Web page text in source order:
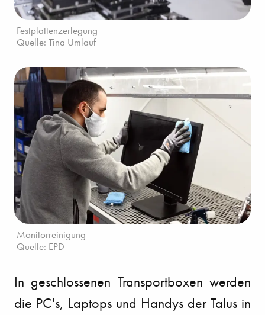
Festplattenzerlegung
Quelle: Tina Umlauf
Monitorreinigung
Quelle: EPD
In geschlossenen Transportboxen werden
die PC's, Laptops und Handys der Talus in